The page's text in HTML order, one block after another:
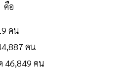
คือ
คน
คน
46,849 คน